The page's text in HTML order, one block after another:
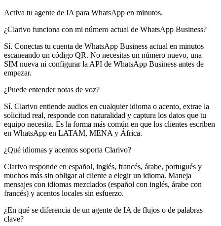
Activa tu agente de IA para WhatsApp en minutos.
¿Clarivo funciona con mi número actual de WhatsApp Business?
Sí. Conectas tu cuenta de WhatsApp Business actual en minutos
escaneando un código QR. No necesitas un número nuevo, una
SIM nueva ni configurar la API de WhatsApp Business antes de
empezar.
¿Puede entender notas de voz?
Sí. Clarivo entiende audios en cualquier idioma o acento, extrae la
solicitud real, responde con naturalidad y captura los datos que tu
equipo necesita. Es la forma más común en que los clientes escriben
en WhatsApp en LATAM, MENA y África.
¿Qué idiomas y acentos soporta Clarivo?
Clarivo responde en español, inglés, francés, árabe, portugués y
muchos más sin obligar al cliente a elegir un idioma. Maneja
mensajes con idiomas mezclados (español con inglés, árabe con
francés) y acentos locales sin esfuerzo.
¿En qué se diferencia de un agente de IA de flujos o de palabras
clave?